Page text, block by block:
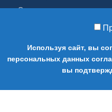
Отдел по контролю
Используя сайт, вы
персональных данных
вы